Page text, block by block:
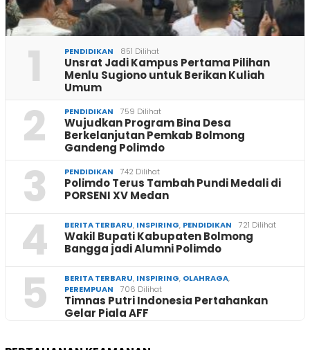
1 PENDIDIKAN 851 Dilihat
Unsrat Jadi Kampus Pertama Pilihan
Menlu Sugiono untuk Berikan Kuliah
Umum
2 PENDIDIKAN 759 Dilihat
Wujudkan Program Bina Desa
Berkelanjutan Pemkab Bolmong
Gandeng Polimdo
3 PENDIDIKAN 742 Dilihat
Polimdo Terus Tambah Pundi Medali di
PORSENI XV Medan
4 BERITA TERBARU, INSPIRING, PENDIDIKAN 721 Dilihat
Wakil Bupati Kabupaten Bolmong
Bangga jadi Alumni Polimdo
5 BERITA TERBARU, INSPIRING, OLAHRAGA,
PEREMPUAN
706 Dilihat
Timnas Putri Indonesia Pertahankan
Gelar Piala AFF